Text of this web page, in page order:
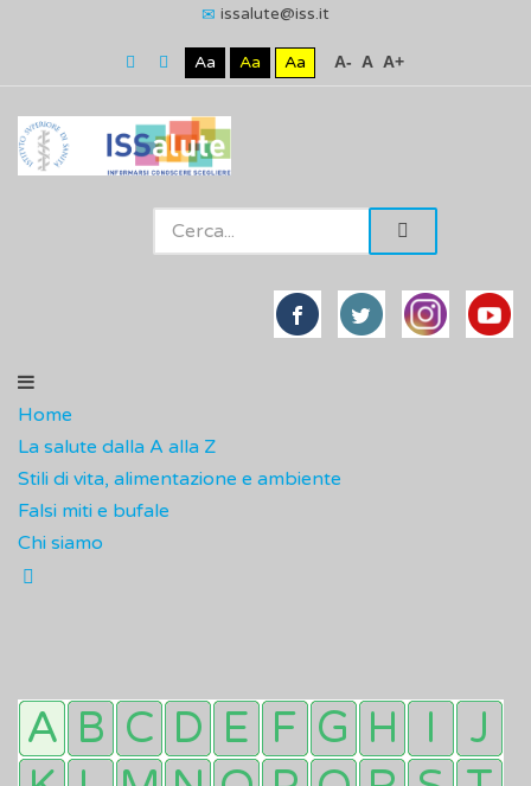
issalute@iss.it
Aa Aa Aa A- A A+
Home
La salute dalla A alla Z
Stili di vita, alimentazione e ambiente
Falsi miti e bufale
Chi siamo